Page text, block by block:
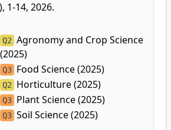
1-14, 2026.
Q2 Agronomy and Crop Science
(2025)
Q3 Food Science (2025)
Q2 Horticulture (2025)
Q3 Plant Science (2025)
Q3 Soil Science (2025)